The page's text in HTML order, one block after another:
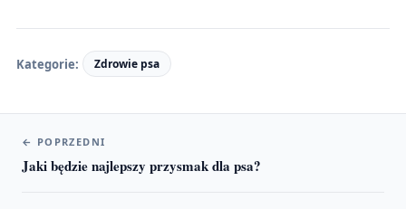
Kategorie: Zdrowie psa
← POPRZEDNI
Jaki będzie najlepszy przysmak dla psa?